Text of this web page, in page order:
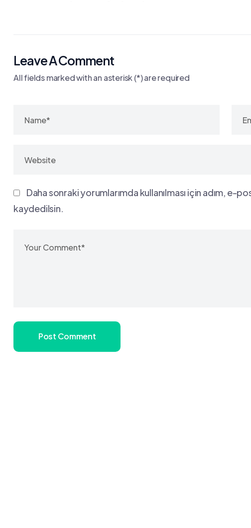
Leave A Comment
All fields marked with an asterisk (*) are required
Daha sonraki yorumlarımda kullanılması için adım, e-
kaydedilsin.
Post Comment